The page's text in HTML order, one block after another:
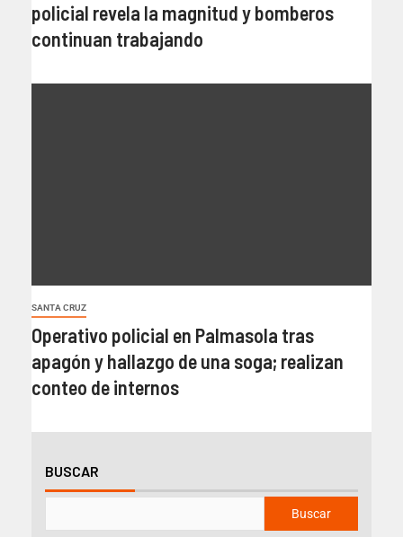
policial revela la magnitud y bomberos
continuan trabajando
SANTA CRUZ
Operativo policial en Palmasola tras
apagón y hallazgo de una soga; realizan
conteo de internos
BUSCAR
Buscar